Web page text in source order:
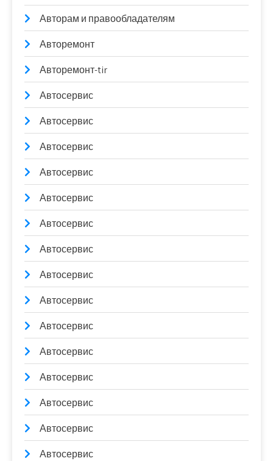
Авторам и правообладателям
Авторемонт
Авторемонт-tir
Автосервис
Автосервис
Автосервис
Автосервис
Автосервис
Автосервис
Автосервис
Автосервис
Автосервис
Автосервис
Автосервис
Автосервис
Автосервис
Автосервис
Автосервис